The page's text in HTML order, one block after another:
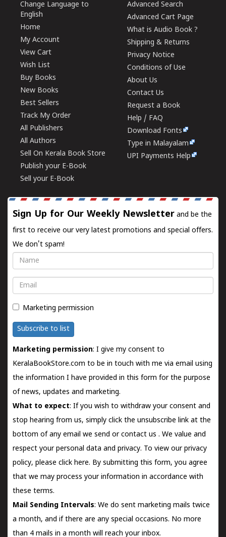
Change Language to
English
Home
My Account
View Cart
Wish List
Buy Books
New Books
Best Sellers
Track My Order
All Publishers
All Authors
Sell On Kerala Book Store
Publish your E-Book
Sell your E-Book
Advanced Search
Advanced Cart Page
What is Audio Book ?
Shipping & Returns
Privacy Notice
Conditions of Use
About Us
Contact Us
Request a Book
Help / FAQ
Download Fonts
Type in Malayalam
UPI Payments Help
Sign Up for Our Weekly Newsletter and be the
first to receive our very latest promotions and special offers.
We don't spam!
Name
Email
Marketing permission
Subscribe to list
Marketing permission: I give my consent to
KeralaBookStore.com to be in touch with me via email using
the information I have provided in this form for the purpose
of news, updates and marketing.
What to expect: If you wish to withdraw your consent and
stop hearing from us, simply click the unsubscribe link at the
bottom of any email we send orcontact us . We value and
respect your personal data and privacy. To view our privacy
policy, please click here. By submitting this form, you agree
that we may process your information in accordance with
these terms.
Mail Sending Intervals: We do sent marketing mails twice
a month, and if there are any special occasions. No more
than 4 mails in a month will reach your inbox.